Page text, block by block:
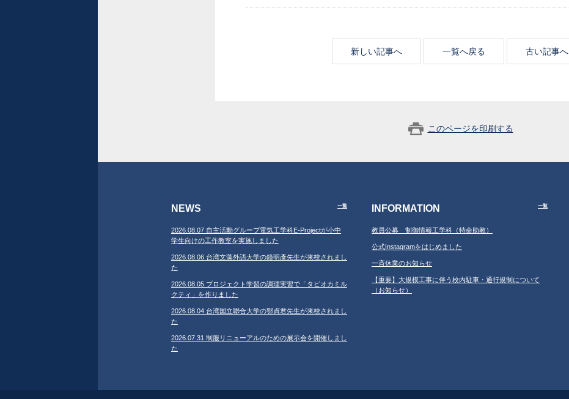
新しい記事へ 一覧へ戻る 古い記事へ
このページを印刷する
NEWS 一覧
2026.08.07 自主活動グループ電気工学科E-Projectが小中
学生向けの工作教室を実施しました
2026.08.06 台湾文藻外語大学の鐘明彥先生が来校されまし
た
2026.08.05 プロジェクト学習の調理実習で「タピオカミル
クティ」を作りました
2026.08.04 台湾国立聯合大学の鄂貞君先生が来校されまし
た
2026.07.31 制服リニューアルのための展示会を開催しまし
た
INFORMATION 一覧
教員公募 制御情報工学科（特命助教）
公式Instagramをはじめました
一斉休業のお知らせ
【重要】大規模工事に伴う校内駐車・通行規制について
（お知らせ）